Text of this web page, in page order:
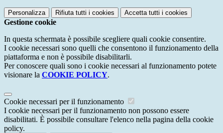
Personalizza Rifiuta tutti i cookies Accetta tutti i cookies
Gestione cookie
In questa schermata è possibile scegliere quali cookie consentire.
I cookie necessari sono quelli che consentono il funzionamento della
piattaforma e non è possibile disabilitarli.
Per conoscere quali sono i cookie necessari al funzionamento potete
visionare la COOKIE POLICY.
Cookie necessari per il funzionamento
I cookie necessari per il funzionamento non possono essere
disabilitati. È possibile consultare l'elenco nella pagina della cookie
policy.